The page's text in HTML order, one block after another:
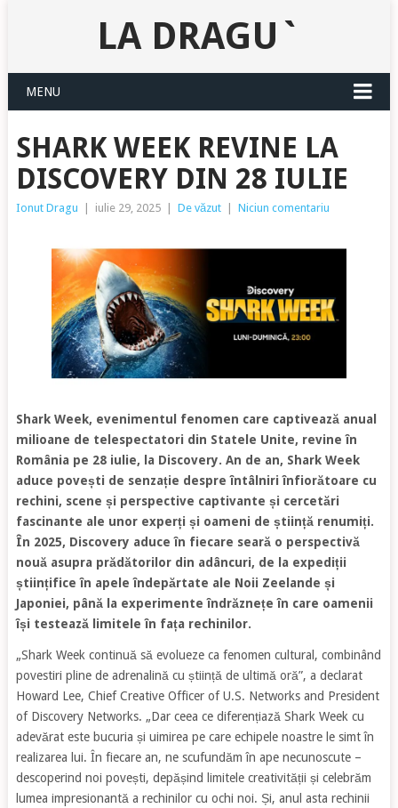
LA DRAGU`
MENU
SHARK WEEK REVINE LA
DISCOVERY DIN 28 IULIE
Ionut Dragu iulie 29, 2025 De văzut Niciun comentariu
Shark Week, evenimentul fenomen care captivează anual
milioane de telespectatori din Statele Unite, revine în
România pe 28 iulie, la Discovery. An de an, Shark Week
aduce povești de senzație despre întâlniri înfiorătoare cu
rechini, scene și perspective captivante și cercetări
fascinante ale unor experți și oameni de știință renumiți.
În 2025, Discovery aduce în fiecare seară o perspectivă
nouă asupra prădătorilor din adâncuri, de la expediții
științifice în apele îndepărtate ale Noii Zeelande și
Japoniei, până la experimente îndrăznețe în care oamenii
își testează limitele în fața rechinilor.
„Shark Week continuă să evolueze ca fenomen cultural, combinând
povestiri pline de adrenalină cu știință de ultimă oră”, a declarat
Howard Lee, Chief Creative Officer of U.S. Networks and President
of Discovery Networks. „Dar ceea ce diferențiază Shark Week cu
adevărat este bucuria și uimirea pe care echipele noastre le simt în
realizarea lui. În fiecare an, ne scufundăm în ape necunoscute –
descoperind noi povești, depășind limitele creativității și celebrăm
lumea impresionantă a rechinilor cu ochi noi. Și, anul asta rechinii